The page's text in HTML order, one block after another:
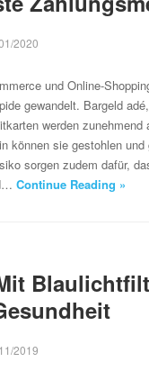
2020
und Online-
gewandelt. Bargeld
werden zunehmend
können sie gestohlen
sorgen zudem dafür,
Continue Reading »
2019